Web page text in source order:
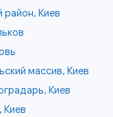
район, Киев
массив, Киев
Киев
Киев